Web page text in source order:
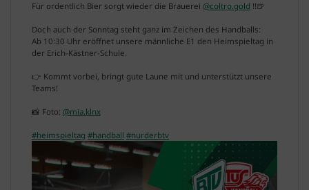
Für ordentlich Bier sorgt wieder die Brauerei @coltro.gold !!🍺
Doch auch der Sonntag steht ganz im Zeichen des Handballs:
Ab 10:30 Uhr eröffnet unsere männliche E1 den Heimspieltag in
der Erich-Kästner-Schule.
👉 Kommt vorbei, bringt gute Laune mit und unterstützt unsere
Teams!
📸 Foto: @mia.klnx
#heimspieltag #handball #nurderbtv